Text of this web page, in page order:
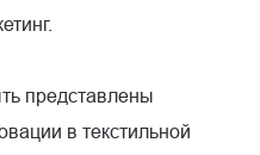
представлены
в текстильной